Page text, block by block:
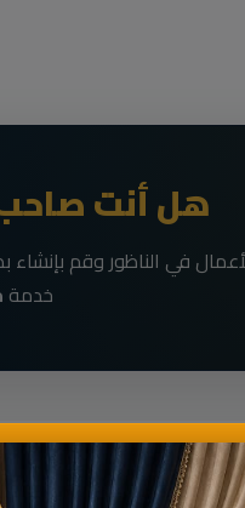
هل أنت
خدمة